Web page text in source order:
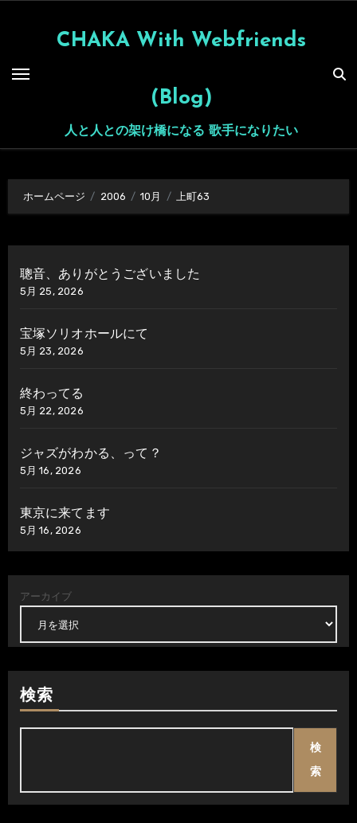
CHAKA With Webfriends
(Blog)
人と人との架け橋になる 歌手になりたい
ホームページ 2006 10月 上町63
聰音、ありがとうございました
5月 25, 2026
宝塚ソリオホールにて
5月 23, 2026
終わってる
5月 22, 2026
ジャズがわかる、って？
5月 16, 2026
東京に来てます
5月 16, 2026
アーカイブ
検索
検
索